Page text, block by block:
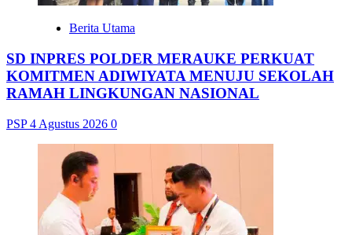
Berita Utama
SD INPRES POLDER MERAUKE PERKUAT
KOMITMEN ADIWIYATA MENUJU SEKOLAH
RAMAH LINGKUNGAN NASIONAL
PSP4 Agustus 2026 0